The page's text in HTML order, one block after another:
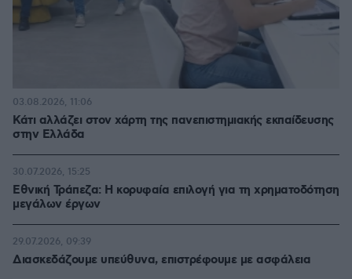
Κάτι αλλάζει στον χάρτη της πανεπιστημιακής εκπαίδευσης
στην Ελλάδα
03.08.2026, 11:06
Εθνική Τράπεζα: Η κορυφαία επιλογή για τη χρηματοδότηση
μεγάλων έργων
30.07.2026, 15:25
Διασκεδάζουμε υπεύθυνα, επιστρέφουμε με ασφάλεια
29.07.2026, 09:39